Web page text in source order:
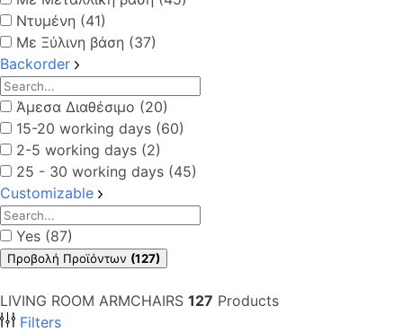
Ντυμένη (41)
Με Ξύλινη βάση (37)
Backorder
Άμεσα Διαθέσιμο (20)
15-20 working days (60)
2-5 working days (2)
25 - 30 working days (45)
Customizable
Yes (87)
Προβολή Προϊόντων (127)
LIVING ROOM ARMCHAIRS 127 Products
Filters